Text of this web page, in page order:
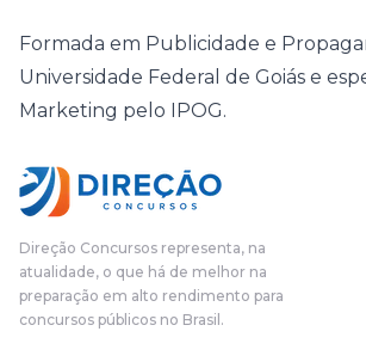
Formada em Publicidade e
Universidade Federal de Goiás e
Marketing pelo IPOG.
Direção Concursos representa, na
atualidade, o que há de melhor na
preparação em alto rendimento para
concursos públicos no Brasil.